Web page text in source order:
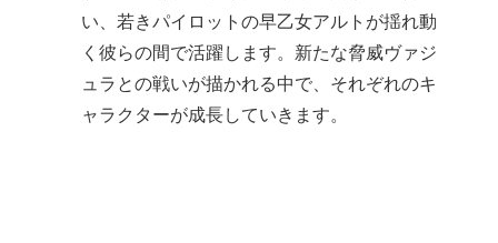
い、若きパイロットの早乙女アルトが揺れ動
く彼らの間で活躍します。新たな脅威ヴァジ
ュラとの戦いが描かれる中で、それぞれのキ
ャラクターが成長していきます。